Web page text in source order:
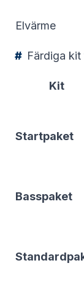
Elvärme
Färdiga
Kit
Startpaket
Basspaket